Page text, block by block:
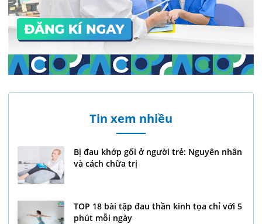
Tin xem nhiều
Bị đau khớp gối ở người trẻ: Nguyên nhân
và cách chữa trị
TOP 18 bài tập đau thần kinh tọa chỉ với 5
phút mỗi ngày